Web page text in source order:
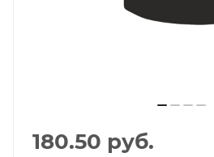
180.50 руб.